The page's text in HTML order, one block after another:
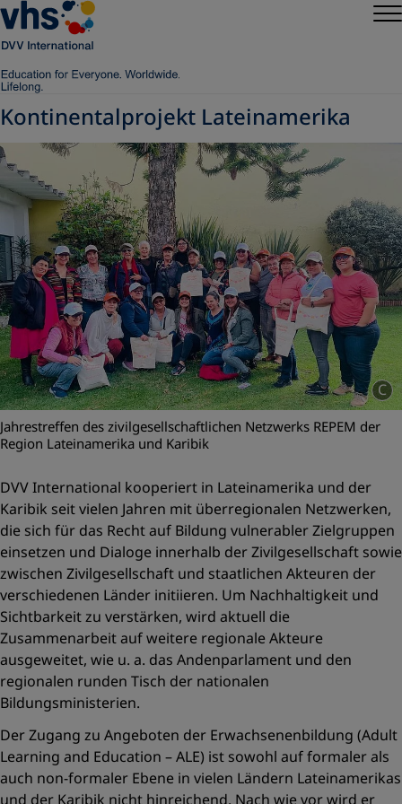
Kontinentalprojekt Lateinamerika
C
Jahrestreffen des zivilgesellschaftlichen Netzwerks REPEM der
Region Lateinamerika und Karibik
DVV International kooperiert in Lateinamerika und der
Karibik seit vielen Jahren mit überregionalen Netzwerken,
die sich für das Recht auf Bildung vulnerabler Zielgruppen
einsetzen und Dialoge innerhalb der Zivilgesellschaft sowie
zwischen Zivilgesellschaft und staatlichen Akteuren der
verschiedenen Länder initiieren. Um Nachhaltigkeit und
Sichtbarkeit zu verstärken, wird aktuell die
Zusammenarbeit auf weitere regionale Akteure
ausgeweitet, wie u. a. das Andenparlament und den
regionalen runden Tisch der nationalen
Bildungsministerien.
Der Zugang zu Angeboten der Erwachsenenbildung (Adult
Learning and Education – ALE) ist sowohl auf formaler als
auch non-formaler Ebene in vielen Ländern Lateinamerikas